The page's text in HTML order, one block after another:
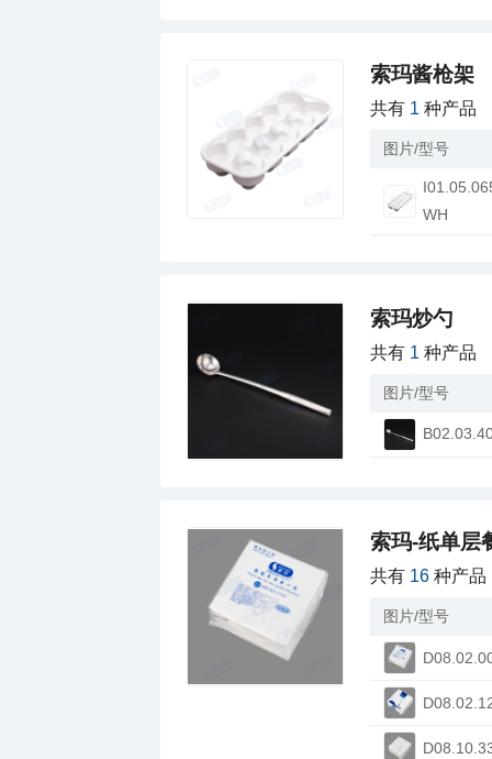
索玛酱枪架
共有 1 种产品
图片/型号
WH
索玛炒勺
共有 1 种产品
图片/型号
索玛-纸单层
共有 16 种产品
图片/型号